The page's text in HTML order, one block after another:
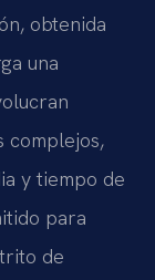
obtenida
una
complejos,
y tiempo de
para
de